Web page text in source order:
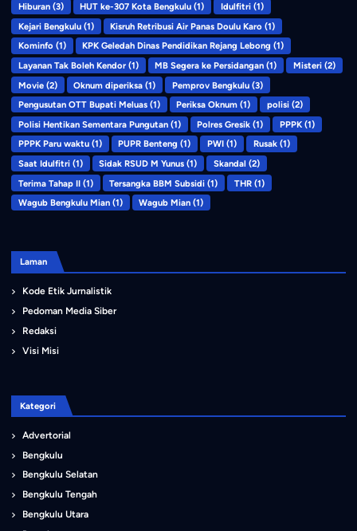
Hiburan(3) HUT ke-307 Kota Bengkulu (1) Idulfitri (1)
Kejari Bengkulu(1) Kisruh Retribusi Air Panas Doulu Karo (1)
Kominfo(1) KPK Geledah Dinas Pendidikan Rejang Lebong (1)
Layanan Tak Boleh Kendor(1) MB Segera ke Persidangan (1) Misteri (2)
Movie(2) Oknum diperiksa (1) Pemprov Bengkulu (3)
Pengusutan OTT Bupati Meluas(1) Periksa Oknum (1) polisi (2)
Polisi Hentikan Sementara Pungutan(1) Polres Gresik (1) PPPK (1)
PPPK Paru waktu(1) PUPR Benteng (1) PWI (1) Rusak (1)
Saat Idulfitri(1) Sidak RSUD M Yunus (1) Skandal (2)
Terima Tahap II(1) Tersangka BBM Subsidi (1) THR (1)
Wagub Bengkulu Mian(1) Wagub Mian (1)
Laman
Kode Etik Jurnalistik
Pedoman Media Siber
Redaksi
Visi Misi
Kategori
Advertorial
Bengkulu
Bengkulu Selatan
Bengkulu Tengah
Bengkulu Utara